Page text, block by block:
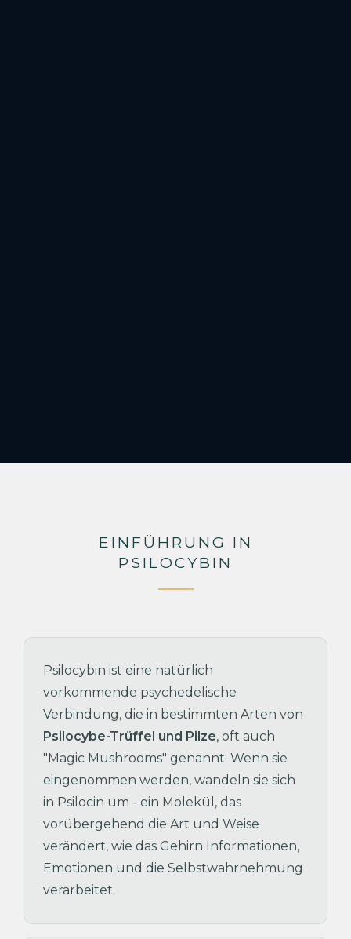
EINFÜHRUNG IN
PSILOCYBIN
Psilocybin ist eine natürlich
vorkommende psychedelische
Verbindung, die in bestimmten Arten von
Psilocybe-Trüffel und Pilze, oft auch
"Magic Mushrooms" genannt. Wenn sie
eingenommen werden, wandeln sie sich
in Psilocin um - ein Molekül, das
vorübergehend die Art und Weise
verändert, wie das Gehirn Informationen,
Emotionen und die Selbstwahrnehmung
verarbeitet.